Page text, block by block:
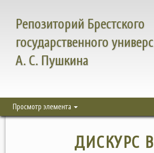
Репозиторий Брестского
государственного
А. С. Пушкина
Просмотр элемента
ДИСКУРС В